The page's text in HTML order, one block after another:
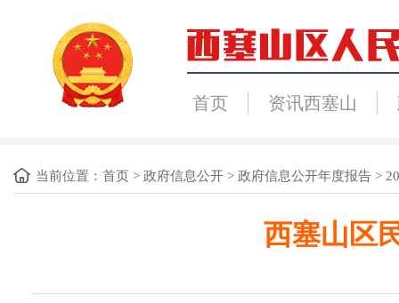
首页 资讯西塞山
当前位置： 首页 > 政府信息公开 > 政府信息公开年度报告 >
西塞山区